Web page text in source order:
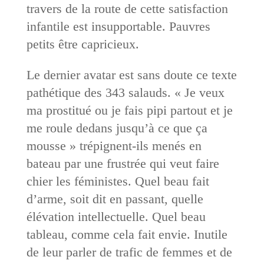
travers de la route de cette satisfaction
infantile est insupportable. Pauvres
petits être capricieux.
Le dernier avatar est sans doute ce texte
pathétique des 343 salauds. « Je veux
ma prostitué ou je fais pipi partout et je
me roule dedans jusqu’à ce que ça
mousse » trépignent-ils menés en
bateau par une frustrée qui veut faire
chier les féministes. Quel beau fait
d’arme, soit dit en passant, quelle
élévation intellectuelle. Quel beau
tableau, comme cela fait envie. Inutile
de leur parler de trafic de femmes et de